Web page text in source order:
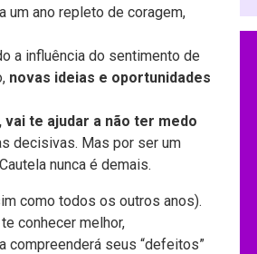
um ano repleto de coragem,
a influência do sentimento de
novas ideias e oportunidades
te ajudar a não ter medo
decisivas. Mas por ser um
nunca é demais.
como todos os outros anos).
conhecer melhor,
compreenderá seus “defeitos”